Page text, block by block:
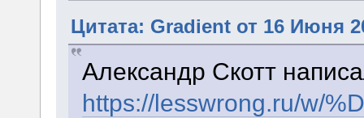
Цитата: Gradient от 16 Июня
Александр Скотт
https://lesswrong.ru/w/